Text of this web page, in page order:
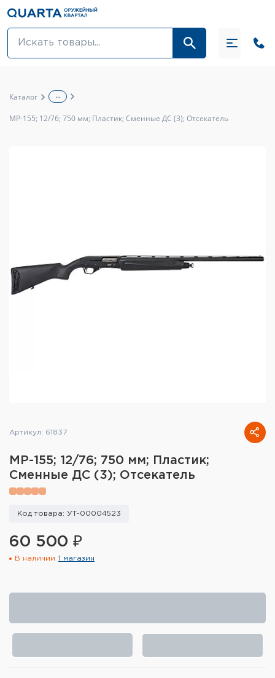
Оптовикам
Тактическое снаряжение
Кобуры и системы ношения
снаряжения
Сумки и рюкзаки
Ремни, патронташи и подсумки
Каталог ...
МР-155; 12/76; 750 мм; Пластик; Сменные ДС (3); Отсекатель
Артикул: 61837
МР-155; 12/76; 750 мм; Пластик;
Сменные ДС (3); Отсекатель
Код товара: УТ-00004523
60 500 ₽
В наличии 1 магазин